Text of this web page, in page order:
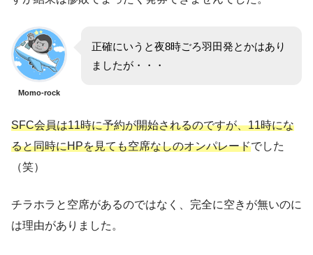
Momo-rock
正確にいうと夜8時ごろ羽田発とかはあり
ましたが・・・
SFC会員は11時に予約が開始されるのですが、11時にな
ると同時にHPを見ても空席なしのオンパレードでした
（笑）
チラホラと空席があるのではなく、完全に空きが無いのに
は理由がありました。